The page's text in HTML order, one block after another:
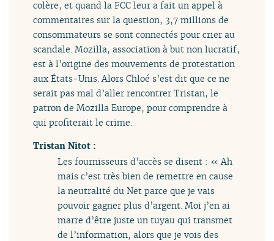
colère, et quand la FCC leur a fait un appel à
commentaires sur la question, 3,7 millions de
consommateurs se sont connectés pour crier au
scandale. Mozilla, association à but non lucratif,
est à l’origine des mouvements de protestation
aux États-Unis. Alors Chloé s’est dit que ce ne
serait pas mal d’aller rencontrer Tristan, le
patron de Mozilla Europe, pour comprendre à
qui profiterait le crime.
Tristan Nitot :
Les fournisseurs d’accès se disent : « Ah
mais c’est très bien de remettre en cause
la neutralité du Net parce que je vais
pouvoir gagner plus d’argent. Moi j’en ai
marre d’être juste un tuyau qui transmet
de l’information, alors que je vois des